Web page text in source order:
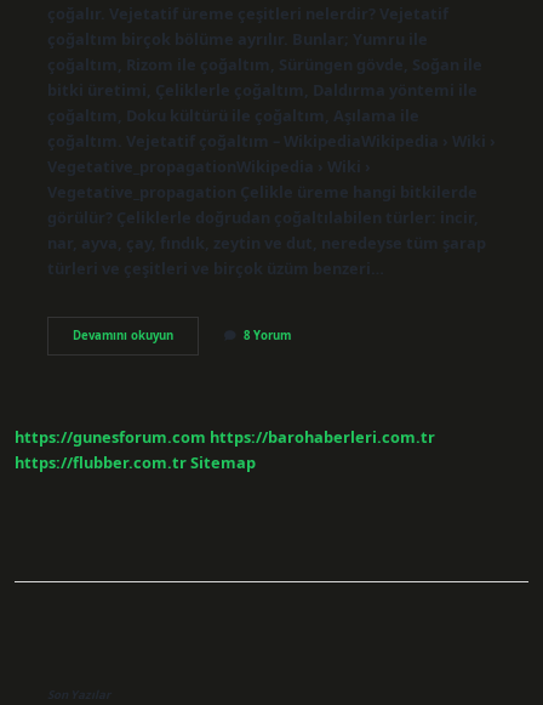
çoğalır. Vejetatif üreme çeşitleri nelerdir? Vejetatif
çoğaltım birçok bölüme ayrılır. Bunlar; Yumru ile
çoğaltım, Rizom ile çoğaltım, Sürüngen gövde, Soğan ile
bitki üretimi, Çeliklerle çoğaltım, Daldırma yöntemi ile
çoğaltım, Doku kültürü ile çoğaltım, Aşılama ile
çoğaltım. Vejetatif çoğaltım – WikipediaWikipedia › Wiki ›
Vegetative_propagationWikipedia › Wiki ›
Vegetative_propagation Çelikle üreme hangi bitkilerde
görülür? Çeliklerle doğrudan çoğaltılabilen türler: incir,
nar, ayva, çay, fındık, zeytin ve dut, neredeyse tüm şarap
türleri ve çeşitleri ve birçok üzüm benzeri…
Devamını okuyunMenekşe
Hangi
8 Yorum
https://gunesforum.com https://barohaberleri.com.tr
https://flubber.com.trSitemap
Son Yazılar